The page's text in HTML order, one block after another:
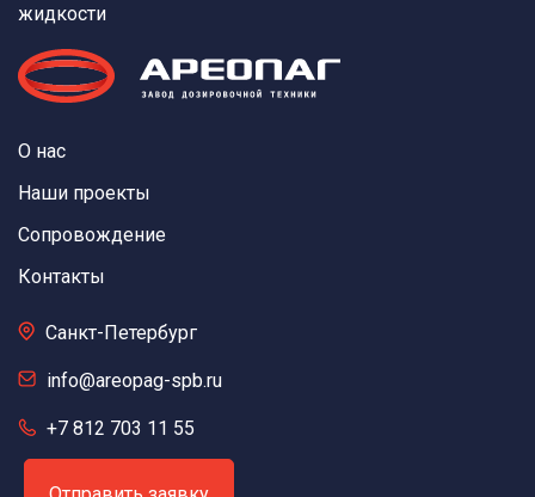
жидкости
О нас
Наши проекты
Сопровождение
Контакты
Санкт-Петербург
info@areopag-spb.ru
+7 812 703 11 55